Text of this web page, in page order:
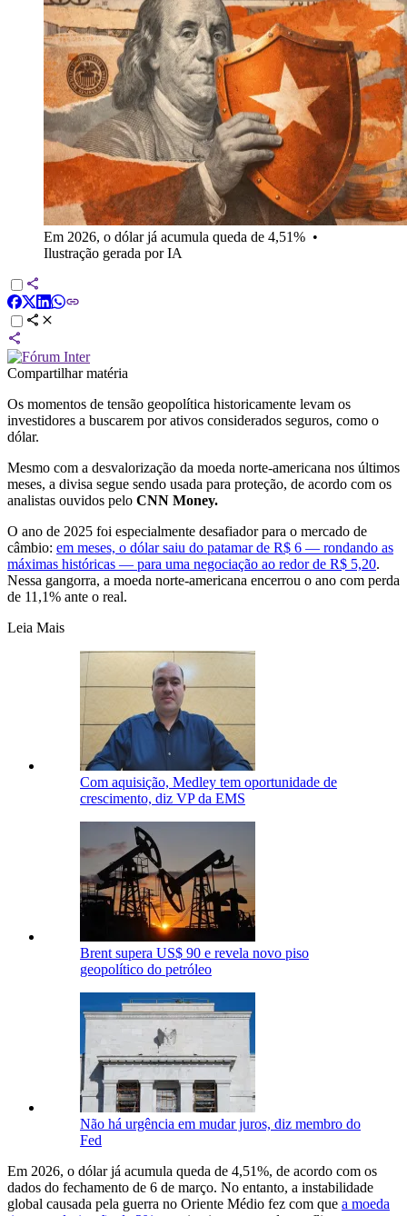
Em 2026, o dólar já acumula queda de 4,51% •
Ilustração gerada por IA
Compartilhar matéria
Os momentos de tensão geopolítica historicamente levam os
investidores a buscarem por ativos considerados seguros, como o
dólar.
Mesmo com a desvalorização da moeda norte-americana nos últimos
meses, a divisa segue sendo usada para proteção, de acordo com os
analistas ouvidos pelo CNN Money.
O ano de 2025 foi especialmente desafiador para o mercado de
câmbio: em meses, o dólar saiu do patamar de R$ 6 — rondando as
máximas históricas — para uma negociação ao redor de R$ 5,20.
Nessa gangorra, a moeda norte-americana encerrou o ano com perda
de 11,1% ante o real.
Leia Mais
Com aquisição, Medley tem oportunidade de
crescimento, diz VP da EMS
Brent supera US$ 90 e revela novo piso
geopolítico do petróleo
Não há urgência em mudar juros, diz membro do
Fed
Em 2026, o dólar já acumula queda de 4,51%, de acordo com os
dados do fechamento de 6 de março. No entanto, a instabilidade
global causada pela guerra no Oriente Médio fez com que a moeda